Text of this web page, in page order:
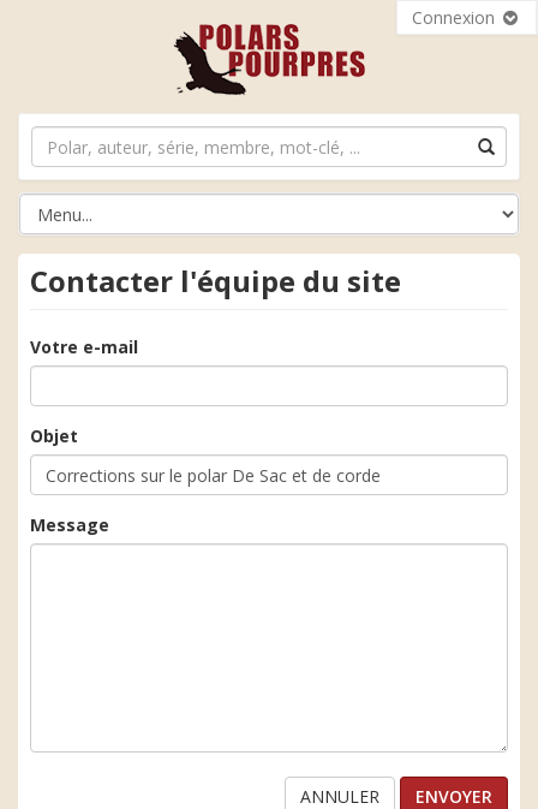
Connexion
Contacter l'équipe du site
Votre e-mail
Objet
Message
ANNULER